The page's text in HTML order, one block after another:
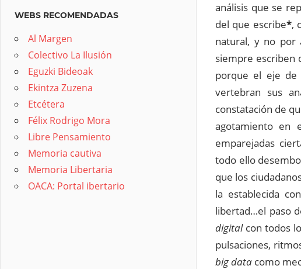
análisis que se
del que escribe*,
natural, y no por
siempre escriben
porque el eje de
vertebran sus
constatación de
agotamiento en
emparejadas
todo ello
que los
la establecida
libertad…el paso
digitalcon todos
pulsaciones,
big data como
WEBS RECOMENDADAS
Al Margen
Colectivo La Ilusión
Eguzki Bideoak
Ekintza Zuzena
Etcétera
Félix Rodrigo Mora
Libre Pensamiento
Memoria cautiva
Memoria Libertaria
OACA: Portal ibertario